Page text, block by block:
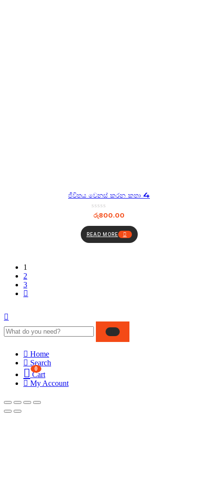
ජීවිතය වෙනස් කරන කතා 4
රු800.00
READ MORE
1
2
3
Home
Search
0
Cart
My Account